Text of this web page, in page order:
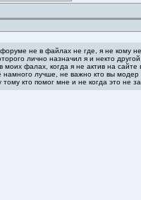
не в файлах не где, я не кому
лично назначил я и некто
фалах, когда я не актив на
лучше, не важно кто вы
кто помог мне и не когда это не